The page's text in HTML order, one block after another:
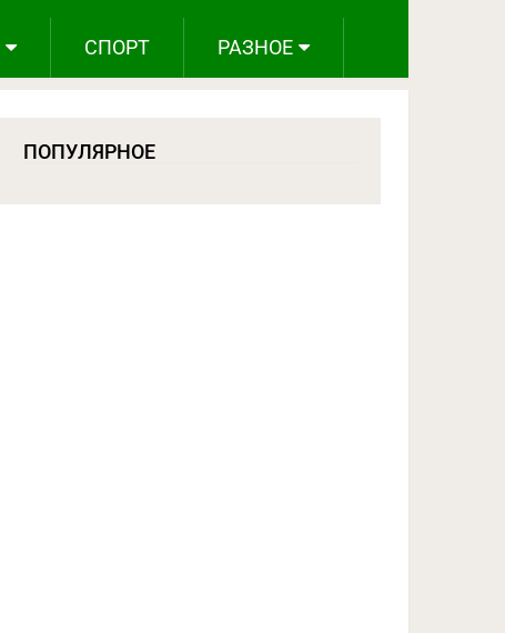
СПОРТ РАЗНОЕ
ПОПУЛЯРНОЕ